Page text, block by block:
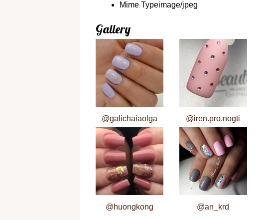
Mime Typeimage/jpeg
Gallery
@galichaiaolga @iren.pro.nogti
@huongkong @an_krd